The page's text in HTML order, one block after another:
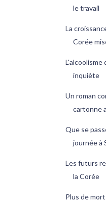
le travail
La
Corée
L'alcoolisme
inquiète
Un roman
cartonne
Que se
journée à
Les futurs
la Corée
Plus de